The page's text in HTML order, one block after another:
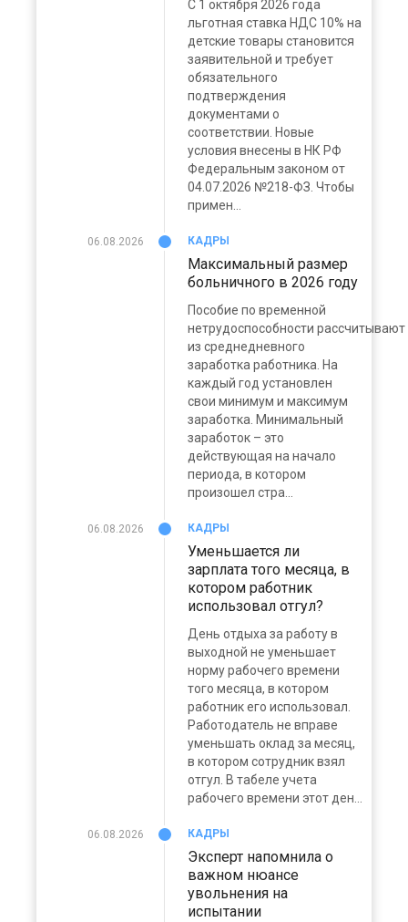
С 1 октября 2026 года
льготная ставка НДС 10% на
детские товары становится
заявительной и требует
обязательного
подтверждения
документами о
соответствии. Новые
условия внесены в НК РФ
Федеральным законом от
04.07.2026 №218-ФЗ. Чтобы
примен...
06.08.2026 КАДРЫ
Максимальный размер
больничного в 2026 году
Пособие по временной
нетрудоспособности рассчитывают
из среднедневного
заработка работника. На
каждый год установлен
свои минимум и максимум
заработка. Минимальный
заработок – это
действующая на начало
периода, в котором
произошел стра...
06.08.2026 КАДРЫ
Уменьшается ли
зарплата того месяца, в
котором работник
использовал отгул?
День отдыха за работу в
выходной не уменьшает
норму рабочего времени
того месяца, в котором
работник его использовал.
Работодатель не вправе
уменьшать оклад за месяц,
в котором сотрудник взял
отгул. В табеле учета
рабочего времени этот ден...
06.08.2026 КАДРЫ
Эксперт напомнила о
важном нюансе
увольнения на
испытании